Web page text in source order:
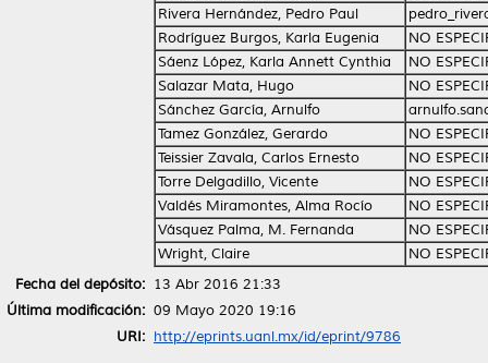
Rivera Hernández, Pedro Paul
Rodríguez Burgos, Karla Eugenia
NO
Sáenz López, Karla Annett Cynthia
NO
Salazar Mata, Hugo
NO
Sánchez García, Arnulfo
Tamez González, Gerardo
NO
Teissier Zavala, Carlos Ernesto
NO
Torre Delgadillo, Vicente
NO
Valdés Miramontes, Alma Rocío
NO
Vásquez Palma, M. Fernanda
NO
Wright, Claire
NO
Fecha del depósito: 13 Abr 2016 21:33
Última modificación: 09 Mayo 2020 19:16
URI: http://eprints.uanl.mx/id/eprint/9786